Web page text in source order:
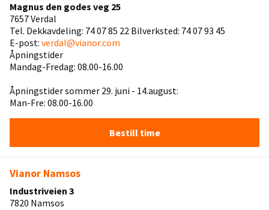
Magnus den godes veg 25
7657 Verdal
Tel. Dekkavdeling: 74 07 85 22 Bilverksted: 74 07 93 45
E-post: verdal@vianor.com
Åpningstider
Mandag-Fredag: 08.00-16.00
Åpningstider sommer 29. juni - 14.august:
Man-Fre: 08.00-16.00
Bestill time
Vianor Namsos
Industriveien 3
7820 Namsos